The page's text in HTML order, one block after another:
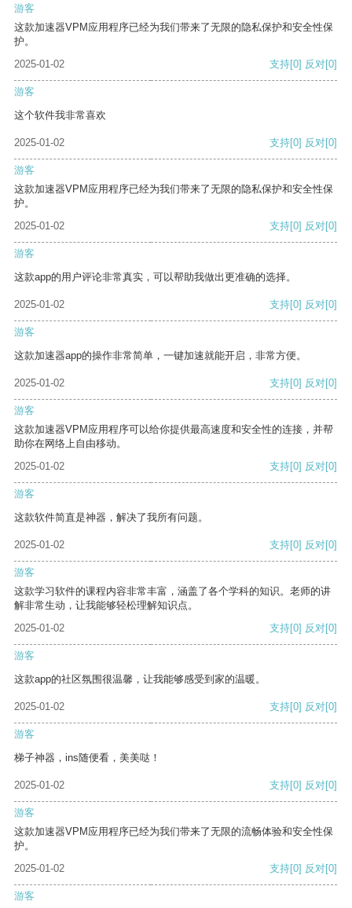
游客
这款加速器VPM应用程序已经为我们带来了无限的隐私保护和安全性保
护。
2025-01-02
支持[0] 反对[0]
游客
这个软件我非常喜欢
2025-01-02 支持[0] 反对[0]
游客
这款加速器VPM应用程序已经为我们带来了无限的隐私保护和安全性保
护。
2025-01-02
支持[0] 反对[0]
游客
这款app的用户评论非常真实，可以帮助我做出更准确的选择。
2025-01-02 支持[0] 反对[0]
游客
这款加速器app的操作非常简单，一键加速就能开启，非常方便。
2025-01-02 支持[0] 反对[0]
游客
这款加速器VPM应用程序可以给你提供最高速度和安全性的连接，并帮
助你在网络上自由移动。
2025-01-02
支持[0] 反对[0]
游客
这款软件简直是神器，解决了我所有问题。
2025-01-02 支持[0] 反对[0]
游客
这款学习软件的课程内容非常丰富，涵盖了各个学科的知识。老师的讲
解非常生动，让我能够轻松理解知识点。
2025-01-02
支持[0] 反对[0]
游客
这款app的社区氛围很温馨，让我能够感受到家的温暖。
2025-01-02 支持[0] 反对[0]
游客
梯子神器，ins随便看，美美哒！
2025-01-02 支持[0] 反对[0]
游客
这款加速器VPM应用程序已经为我们带来了无限的流畅体验和安全性保
护。
2025-01-02
支持[0] 反对[0]
游客